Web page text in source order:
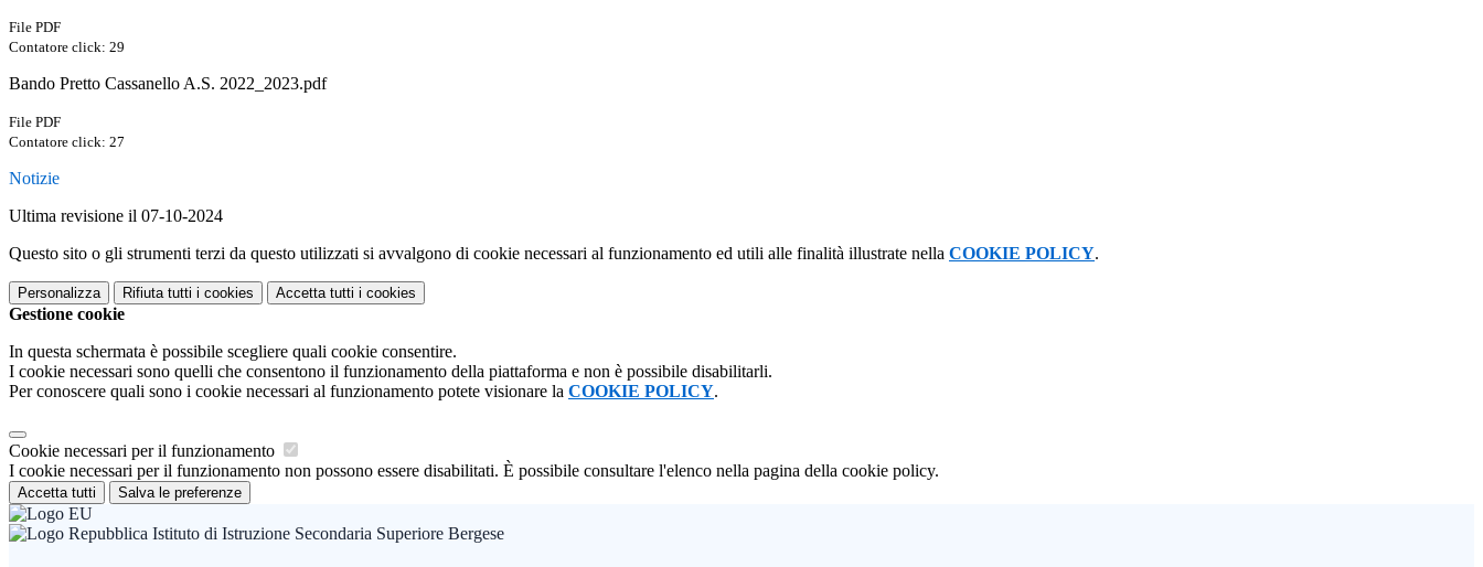
File PDF
Contatore click: 29
Bando Pretto Cassanello A.S. 2022_2023.pdf
File PDF
Contatore click: 27
Notizie
Ultima revisione il 07-10-2024
Questo sito o gli strumenti terzi da questo utilizzati si avvalgono di cookie necessari al funzionamento ed utili alle finalità illustrate nella COOKIE POLICY.
Personalizza Rifiuta tutti i cookies Accetta tutti i cookies
Gestione cookie
In questa schermata è possibile scegliere quali cookie consentire.
I cookie necessari sono quelli che consentono il funzionamento della piattaforma e non è possibile disabilitarli.
Per conoscere quali sono i cookie necessari al funzionamento potete visionare la COOKIE POLICY.
Cookie necessari per il funzionamento
I cookie necessari per il funzionamento non possono essere disabilitati. È possibile consultare l'elenco nella pagina della cookie policy.
Accetta tutti Salva le preferenze
Istituto di Istruzione Secondaria Superiore Bergese